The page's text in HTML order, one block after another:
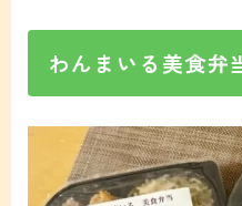
わんまいる美食弁